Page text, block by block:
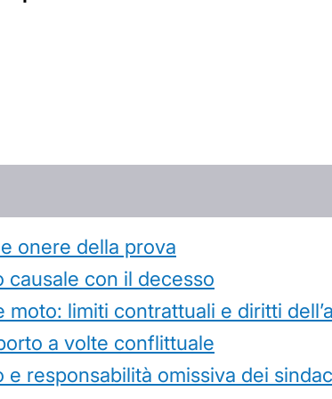
onere della prova
causale con il decesso
moto: limiti contrattuali e diritti
a volte conflittuale
responsabilità omissiva dei